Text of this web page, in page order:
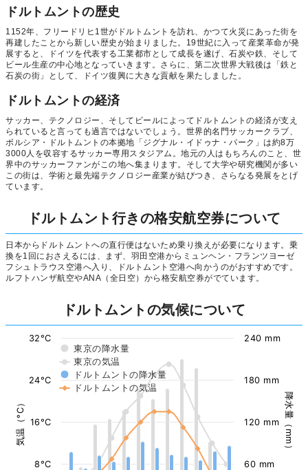
ドルトムントの歴史
1152年、フリードリヒ1世がドルトムントを訪れ、かつて火災にあった街を
再建したことから新しい歴史が始まりました。19世紀に入って産業革命が発
展すると、ドイツを代表する工業都市として成長を遂げ、石炭や鉄、そして
ビール生産の中心地となっていきます。さらに、第二次世界大戦後は「鉄と
石炭の街」として、ドイツ復興に大きな貢献を果たしました。
ドルトムントの経済
サッカー、テクノロジー、そしてビールによってドルトムントの経済が支え
られていると言っても過言ではないでしょう。世界的名門サッカークラブ、
ボルシア・ドルトムントの本拠地「ジグナル・イドゥナ・パーク」は約8万
3000人を収容するサッカー専用スタジアム。地元の人はもちろんのこと、世
界中のサッカーファンがこの地へ集まります。そして大学や研究機関が多い
この街は、学術と最先端テクノロジー産業が結びつき、さらなる発展をとげ
ています。
ドルトムント行きの格安航空券について
日本からドルトムントへの直行便はないため乗り換えが必要になります。乗
換を1回におさえるには、まず、羽田空港からミュンヘン・フランツヨーゼ
フシュトラウス空港へ入り、ドルトムント空港へ向かうのがおすすめです。
ルフトハンザ航空やANA（全日空）から格安航空券がでています。
ドルトムントの気候について
気温（°C） 降水量（mm）
東京の降水量
東京の気温
ドルトムントの降水量
ドルトムントの気温
8°C
16°C
24°C
32°C
60 mm
120 mm
180 mm
240 mm